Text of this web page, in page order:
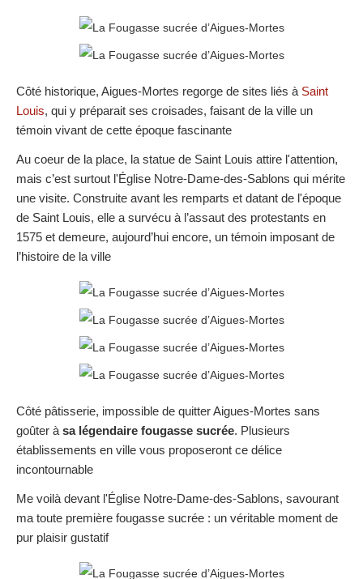
Côté historique, Aigues-Mortes regorge de sites liés à Saint
Louis, qui y préparait ses croisades, faisant de la ville un
témoin vivant de cette époque fascinante
Au coeur de la place, la statue de Saint Louis attire l'attention,
mais c’est surtout l'Église Notre-Dame-des-Sablons qui mérite
une visite. Construite avant les remparts et datant de l'époque
de Saint Louis, elle a survécu à l’assaut des protestants en
1575 et demeure, aujourd’hui encore, un témoin imposant de
l’histoire de la ville
Côté pâtisserie, impossible de quitter Aigues-Mortes sans
goûter àsa légendaire fougasse sucrée. Plusieurs
établissements en ville vous proposeront ce délice
incontournable
Me voilà devant l'Église Notre-Dame-des-Sablons, savourant
ma toute première fougasse sucrée : un véritable moment de
pur plaisir gustatif